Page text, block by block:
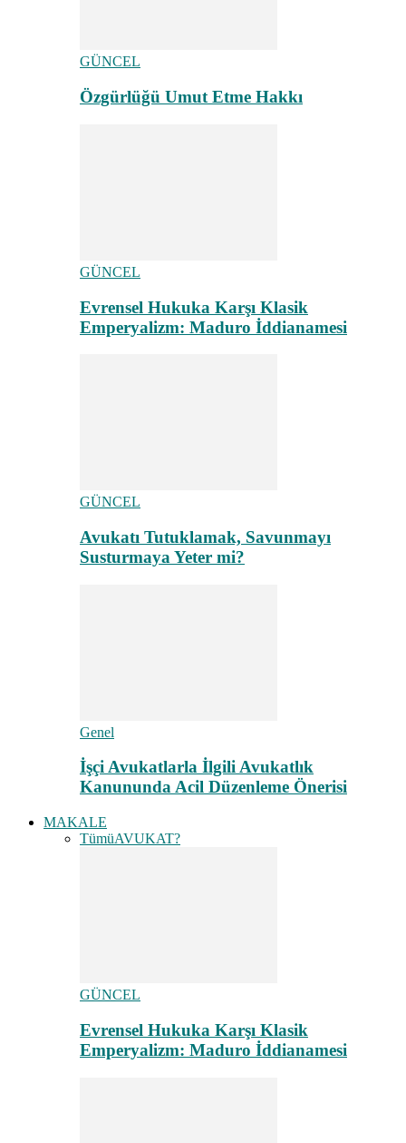
GÜNCEL
Özgürlüğü Umut Etme Hakkı
GÜNCEL
Evrensel Hukuka Karşı Klasik
Emperyalizm: Maduro İddianamesi
GÜNCEL
Avukatı Tutuklamak, Savunmayı
Susturmaya Yeter mi?
Genel
İşçi Avukatlarla İlgili Avukatlık
Kanununda Acil Düzenleme Önerisi
MAKALE
TümüAVUKAT?
GÜNCEL
Evrensel Hukuka Karşı Klasik
Emperyalizm: Maduro İddianamesi